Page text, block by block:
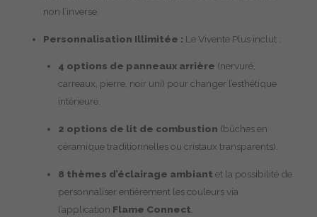
non l’inverse.
Personnalisation Illimitée : Le Vivente Plus inclut :
4 options de panneaux arrière (nervuré,
carreaux, pierre, noir uni) pour changer l’esthétique
intérieure.
2 options de lit de combustion (bûches en
céramique traditionnelles ou cristaux transparents).
8 thèmes d’éclairage ambiant et la possibilité de
personnaliser entièrement les couleurs via
l’application Flame Connect